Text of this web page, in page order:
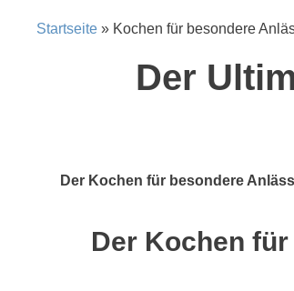
Startseite » Kochen für besondere
Der
Der Kochen für besondere
Der Kochen